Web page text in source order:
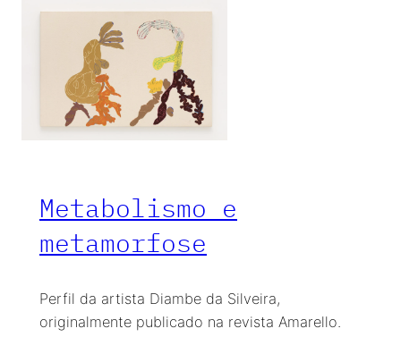
Metabolismo e
metamorfose
Perfil da artista Diambe da Silveira,
originalmente publicado na revista Amarello.